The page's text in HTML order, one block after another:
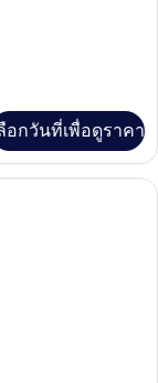
อกวันที่เพื่อดูราคา
| เครื่องนอนระดับพรี